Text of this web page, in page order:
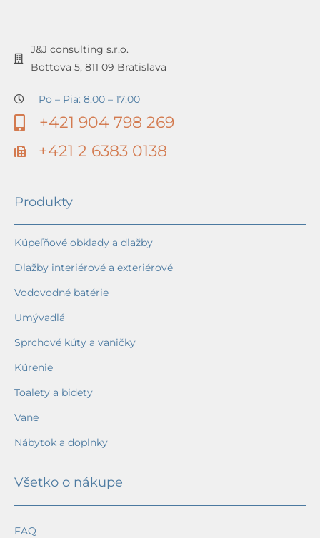
J&J consulting s.r.o.
Bottova 5, 811 09 Bratislava
Po – Pia: 8:00 – 17:00
+421 904 798 269
+421 2 6383 0138
Produkty
Kúpeľňové obklady a dlažby
Dlažby interiérové a exteriérové
Vodovodné batérie
Umývadlá
Sprchové kúty a vaničky
Kúrenie
Toalety a bidety
Vane
Nábytok a doplnky
Všetko o nákupe
FAQ